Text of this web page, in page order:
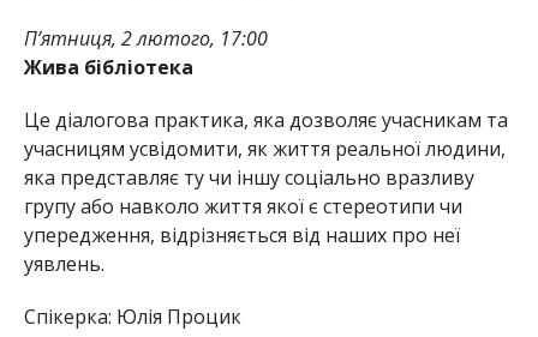
П’ятниця, 2 лютого, 17:00
Жива бібліотека
Це діалогова практика, яка дозволяє учасникам та
учасницям усвідомити, як життя реальної людини,
яка представляє ту чи іншу соціально вразливу
групу або навколо життя якої є стереотипи чи
упередження, відрізняється від наших про неї
уявлень.
Спікерка: Юлія Процик